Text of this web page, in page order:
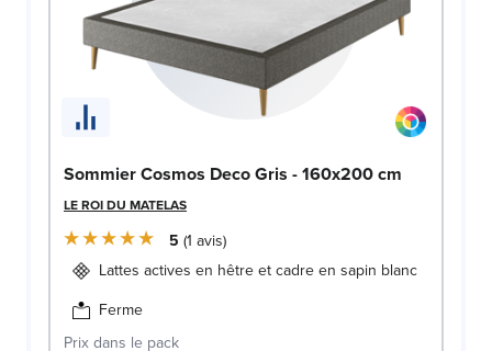
Sommier Cosmos Deco Gris - 160x200 cm
LE ROI DU MATELAS
5 1 avis
Lattes actives en hêtre et cadre en sapin blanc
Ferme
Prix dans le pack